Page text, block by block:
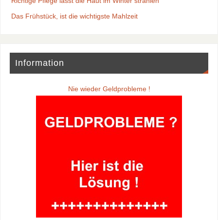
Das Frühstück, ist die wichtigste Mahlzeit
Information
Nie wieder Geldprobleme !